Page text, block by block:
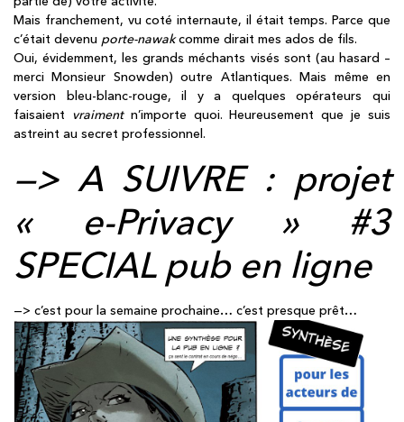
Mais franchement, vu coté internaute, il était temps. Parce que
c’était devenu porte-nawakcomme dirait mes ados de fils.
Oui, évidemment, les grands méchants visés sont (au hasard –
merci Monsieur Snowden) outre Atlantiques. Mais même en
version bleu-blanc-rouge, il y a quelques opérateurs qui
faisaient vraimentn’importe quoi. Heureusement que je suis
astreint au secret professionnel.
—> A SUIVRE : projet
« e-Privacy » #3
SPECIAL pub en ligne
—> c’est pour la semaine prochaine… c’est presque prêt…